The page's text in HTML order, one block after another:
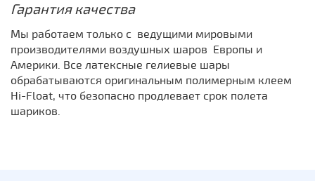
Гарантия качества
Мы работаем только с ведущими мировыми
производителями воздушных шаров Европы и
Америки. Все латексные гелиевые шары
обрабатываются оригинальным полимерным клеем
Hi-Float, что безопасно продлевает срок полета
шариков.